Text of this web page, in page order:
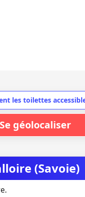
les toilettes
Se géolocaliser
(Savoie)